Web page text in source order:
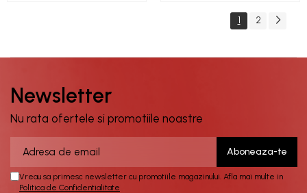
1 2
Newsletter
Nu rata ofertele si promotiile noastre
Vreau sa primesc newsletter cu promotiile magazinului. Afla mai multe in
Politica de Confidentialitate